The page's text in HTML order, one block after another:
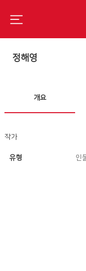
정해영
개요
작가
유형 인